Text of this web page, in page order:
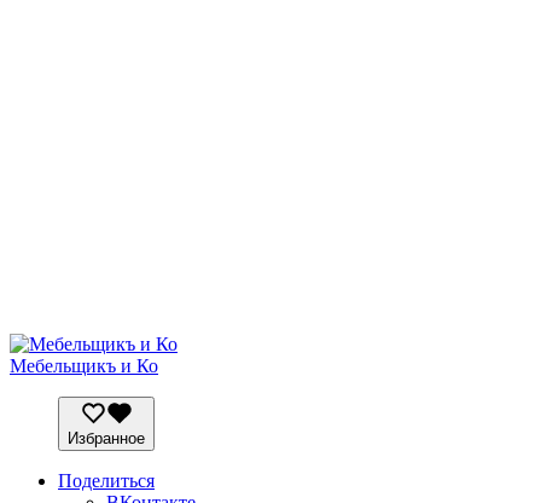
Мебельщикъ и Ко
Избранное
Поделиться